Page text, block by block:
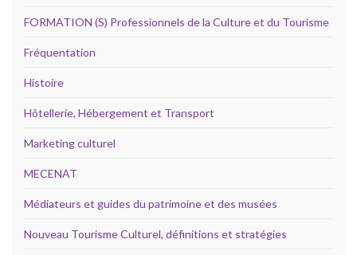
FORMATION (S) Professionnels de la Culture et du Tourisme
Fréquentation
Histoire
Hôtellerie, Hébergement et Transport
Marketing culturel
MECENAT
Médiateurs et guides du patrimoine et des musées
Nouveau Tourisme Culturel, définitions et stratégies